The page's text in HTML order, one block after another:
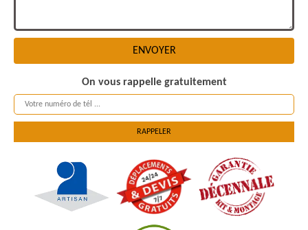
On vous rappelle gratuitement